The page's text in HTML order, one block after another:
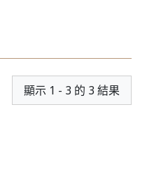
顯示 1 - 3 的 3 結果